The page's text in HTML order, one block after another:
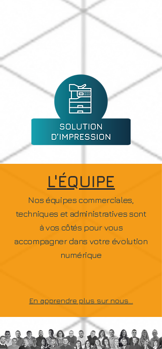
L'ÉQUIPE
Nos équipes commerciales,
techniques et administratives sont
à vos côtés pour vous
accompagner dans votre évolution
numérique
En apprendre plus sur nous...